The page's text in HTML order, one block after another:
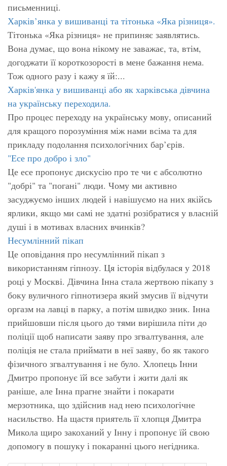
письменниці.
Харків’янка у вишиванці та тітонька «Яка різниця».
Тітонька «Яка різниця» не припиняє заявлятись.
Вона думає, що вона нікому не заважає, та, втім,
догоджати її короткозорості в мене бажання нема.
Тож одного разу і кажу я їй:...
Харків'янка у вишиванці або як харківська дівчина
на українську переходила.
Про процес переходу на українську мову, описаний
для кращого порозуміння між нами всіма та для
прикладу подолання психологічних бар’єрів.
"Есе про добро і зло"
Це есе пропонує дискусію про те чи є абсолютно
"добрі" та "погані" люди. Чому ми активно
засуджуємо інших людей і навішуємо на них якійсь
ярлики, якщо ми самі не здатні розібратися у власній
душі і в мотивах власних вчинків?
Несумлінний пікап
Це оповідання про несумлінний пікап з
використанням гіпнозу. Ця історія відбулася у 2018
році у Москві. Дівчина Інна стала жертвою пікапу з
боку вуличного гіпнотизера який змусив її відчути
оргазм на лавці в парку, а потім швидко зник. Інна
прийшовши після цього до тями вирішила піти до
поліції щоб написати заяву про згвалтування, але
поліція не стала приймати в неї заяву, бо як такого
фізичного згвалтування і не було. Хлопець Інни
Дмитро пропонує їй все забути і жити далі як
раніше, але Інна прагне знайти і покарати
мерзотника, що здійснив над нею психологічне
насильство. На щастя приятель її хлопця Дмитра
Микола щиро закоханий у Інну і пропонує їй свою
допомогу в пошуку і покаранні цього негідника.